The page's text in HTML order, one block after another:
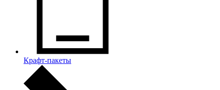
Крафт-пакеты